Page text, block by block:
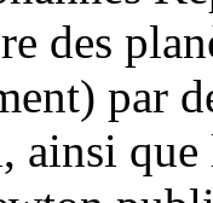
des
par
ainsi